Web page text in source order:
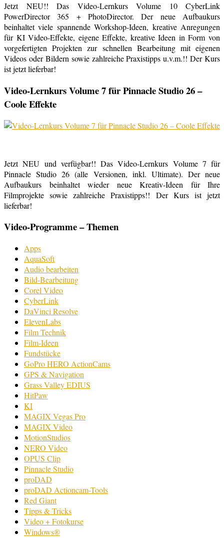
Jetzt NEU!! Das Video-Lernkurs Volume 10 CyberLink
PowerDirector 365 + PhotoDirector. Der neue Aufbaukurs
beinhaltet viele spannende Workshop-Ideen, kreative Anregungen
für KI Video-Effekte, eigene Effekte, kreative Ideen in Form von
vorgefertigten Projekten zur schnellen Bearbeitung mit eigenen
Videos oder Bildern sowie zahlreiche Praxistipps u.v.m.!! Der Kurs
ist jetzt lieferbar!
Video-Lernkurs Volume 7 für Pinnacle Studio 26 –
Coole Effekte
Jetzt NEU und verfügbar!! Das Video-Lernkurs Volume 7 für
Pinnacle Studio 26 (alle Versionen, inkl. Ultimate). Der neue
Aufbaukurs beinhaltet wieder neue Kreativ-Ideen für Ihre
Filmprojekte sowie zahlreiche Praxistipps!! Der Kurs ist jetzt
lieferbar!
Video-Programme – Themen
Apps
AquaSoft
Audio bearbeiten
Bild-Bearbeitung
Corel Video
CyberLink
DaVinci Resolve
ElevenLabs
Film Technik
Film-Ideen
Fundstücke
GoPro HERO ActionCams
GPS & Navigation
Grass Valley EDIUS
HitPaw
KI
MAGIX Vegas Pro
MAGIX Video
MotionStudios
NERO Video
OPUS Clip
Pinnacle Studio
proDAD
proDAD Actioncam-Tools
Red Giant
Tipps & Tricks
Video + Fotokurse
Windows®